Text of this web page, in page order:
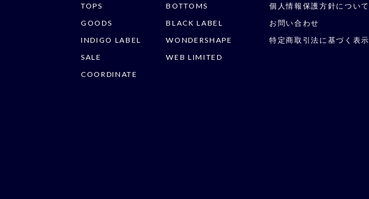
TOPS
BOTTOMS
GOODS
BLACK LABEL
INDIGO LABEL
WONDERSHAPE
SALE
WEB LIMITED
COORDINATE
個人情報保護方針について
お問い合わせ
特定商取引法に基づく表示